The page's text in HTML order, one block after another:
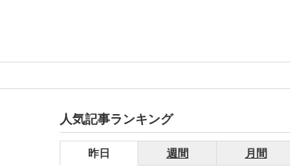
人気記事ランキング
昨日 週間 月間